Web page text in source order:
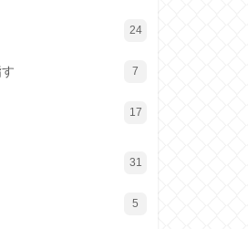
24
7
17
31
5